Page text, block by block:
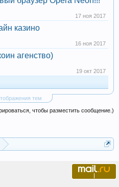
17 ноя 2017
казино
16 ноя 2017
агенство)
19 окт 2017
тем
чтобы разместить сообщение.)